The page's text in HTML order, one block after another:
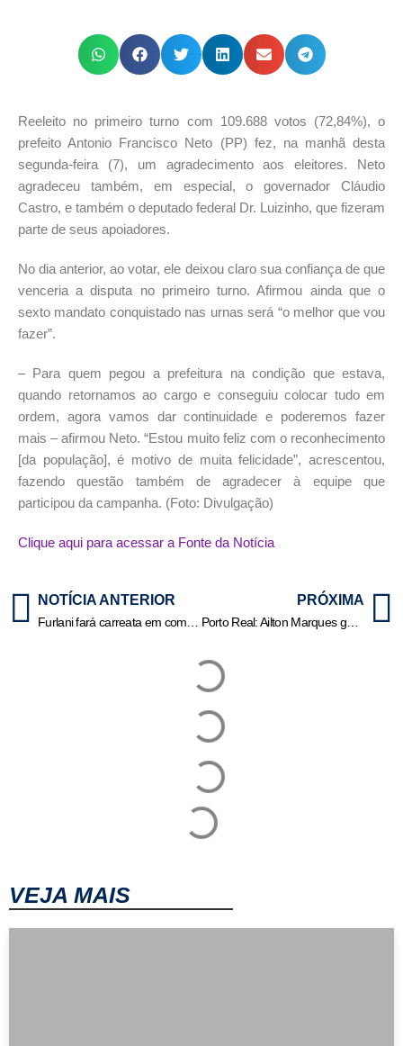
Reeleito no primeiro turno com 109.688 votos (72,84%), o
prefeito Antonio Francisco Neto (PP) fez, na manhã desta
segunda-feira (7), um agradecimento aos eleitores. Neto
agradeceu também, em especial, o governador Cláudio
Castro, e também o deputado federal Dr. Luizinho, que fizeram
parte de seus apoiadores.
No dia anterior, ao votar, ele deixou claro sua confiança de que
venceria a disputa no primeiro turno. Afirmou ainda que o
sexto mandato conquistado nas urnas será “o melhor que vou
fazer”.
– Para quem pegou a prefeitura na condição que estava,
quando retornamos ao cargo e conseguiu colocar tudo em
ordem, agora vamos dar continuidade e poderemos fazer
mais – afirmou Neto. “Estou muito feliz com o reconhecimento
[da população], é motivo de muita felicidade”, acrescentou,
fazendo questão também de agradecer à equipe que
participou da campanha. (Foto: Divulgação)
Clique aqui para acessar a Fonte da Notícia
NOTÍCIA ANTERIOR PRÓXIMA
Porto Real: Ailton Marques garante que seus votos serão válidos e mantém confiança na revisão judicial
VEJA MAIS